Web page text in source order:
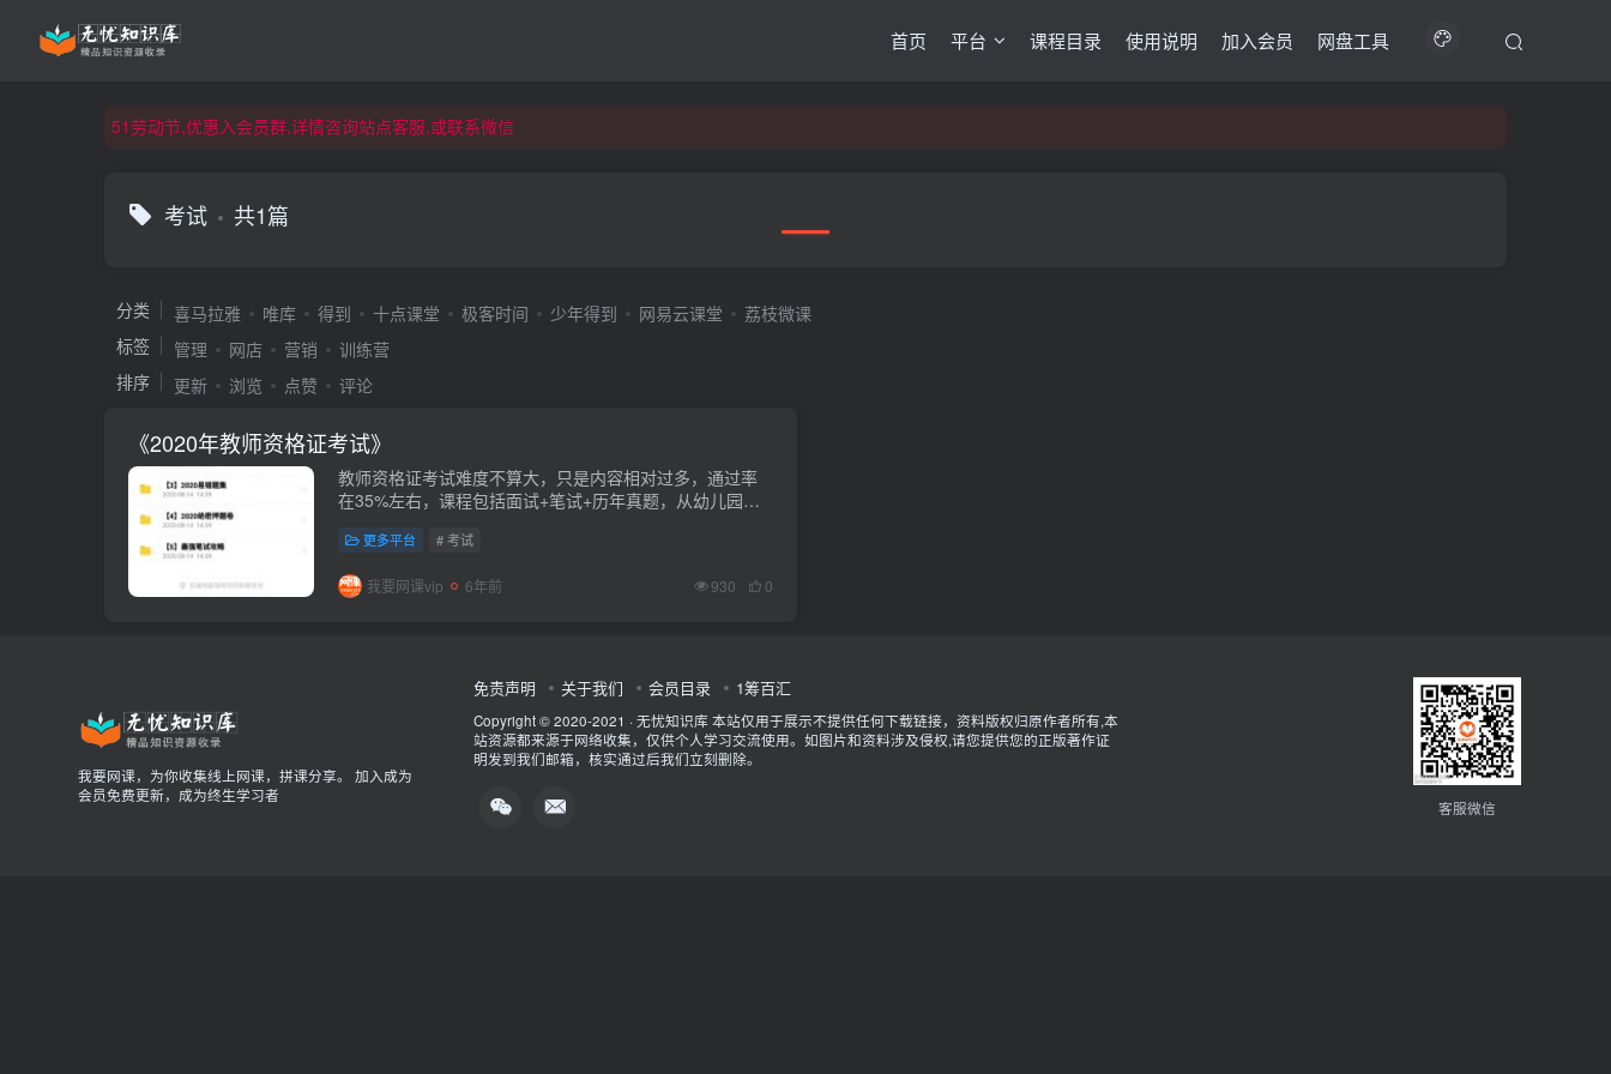
首页 平台 课程目录 使用说明 加入会员 网盘工具
51劳动节,优惠入会员群,详情咨询站点客服,或联系微信
51劳动节,优惠入会员群,详情咨询站点客服,或联系微信
考试 共1篇
分类 喜马拉雅 唯库 得到 十点课堂 极客时间 少年得到 网易云课堂
荔枝微课
标签
管理 网店 营销
训练营
排序
更新 浏览 点赞 评论
《2020年教师资格证考试》
教师资格证考试难度不算大，只是内容相对过多，通过率
在35%左右，课程包括面试+笔试+历年真题，从幼儿园教
https://pan.baidu...
更多平台 # 考试
我要网课vip 6年前 930 0
我要网课，为你收集线上网课，拼课分享。 加入成为
会员免费更新，成为终生学习者
免责声明 关于我们 会员目录 1筹百汇
Copyright © 2020-2021 · 无忧知识库 本站仅用于展示不提供任何下载链接，资料版权归原作者所有,本
站资源都来源于网络收集，仅供个人学习交流使用。如图片和资料涉及侵权,请您提供您的正版著作证
明发到我们邮箱，核实通过后我们立刻删除。
客服微信